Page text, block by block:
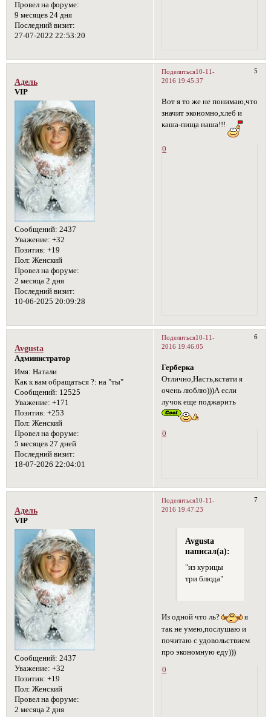
Провел на форуме:
9 месяцев 24 дня
Последний визит:
27-07-2022 22:53:20
Поделиться 5
10-11-
2016 19:45:37
Адель
VIP
Сообщений: 2437
Уважение: +32
Позитив: +19
Пол: Женский
Провел на форуме:
2 месяца 2 дня
Последний визит:
10-06-2025 20:09:28
Вот я то же не понимаю,что
значит экономно,хлеб и
каша-пища наша!!!
0
Поделиться 6
10-11-
2016 19:46:05
Avgusta
Администратор
Имя: Натали
Как к вам обращаться ?: на "ты"
Сообщений: 12525
Уважение: +171
Позитив: +253
Пол: Женский
Провел на форуме:
5 месяцев 27 дней
Последний визит:
18-07-2026 22:04:01
Герберка
Отлично,Насть,кстати я
очень люблю)))А если
лучок еще поджарить
0
Поделиться 7
10-11-
2016 19:47:23
Адель
VIP
Сообщений: 2437
Уважение: +32
Позитив: +19
Пол: Женский
Провел на форуме:
2 месяца 2 дня
Avgusta
написал(а):
"из курицы
три блюда"
Из одной что ль?
я
так не умею,послушаю и
почитаю с удовольствием
про экономную еду)))
0